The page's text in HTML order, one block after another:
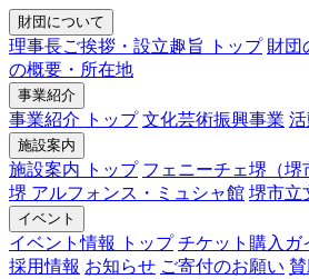
財団について
理事長ご挨拶・設立趣旨 トップ 財団
の概要・所在地
事業紹介
事業紹介 トップ 文化芸術振興事業
施設案内
施設案内 トップ フェニーチェ堺（堺
堺 アルフォンス・ミュシャ館 堺市立
イベント
イベント情報 トップ チケット購入ガ
採用情報 お知らせ ご寄付のお願い